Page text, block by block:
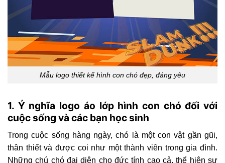
Mẫu logo thiết kế hình con chó đẹp, đáng yêu
1. Ý nghĩa logo áo lớp hình con chó đối với
cuộc sống và các bạn học sinh
Trong cuộc sống hàng ngày, chó là một con vật gần gũi,
thân thiết và được coi như một thành viên trong gia đình.
Những chú chó đại diện cho đức tính cao cả, thể hiện sự